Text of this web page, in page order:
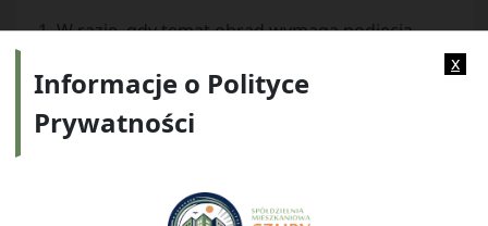
W razie, gdy temat obrad wymaga podjęcia
zgłoszone wnioski pod głosowanie.
Wnioski najdalej idące powinny być głosowane
w pierwszej kolejności.
poza kolejnością.
Członek Rady nie uczestniczy w głosowaniu nad
x
Informacje o Polityce
Prywatności